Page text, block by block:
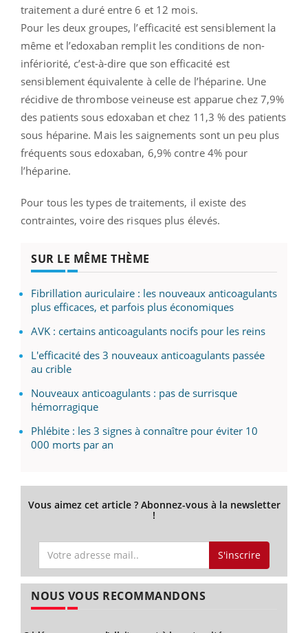
traitement a duré entre 6 et 12 mois.
Pour les deux groupes, l’efficacité est sensiblement la
même et l’edoxaban remplit les conditions de non-
infériorité, c’est-à-dire que son efficacité est
sensiblement équivalente à celle de l’héparine. Une
récidive de thrombose veineuse est apparue chez 7,9%
des patients sous edoxaban et chez 11,3 % des patients
sous héparine. Mais les saignements sont un peu plus
fréquents sous edoxaban, 6,9% contre 4% pour
l’héparine.
Pour tous les types de traitements, il existe des
contraintes, voire des risques plus élevés.
SUR LE MÊME THÈME
Fibrillation auriculaire : les nouveaux anticoagulants
plus efficaces, et parfois plus économiques
AVK : certains anticoagulants nocifs pour les reins
L'efficacité des 3 nouveaux anticoagulants passée
au crible
Nouveaux anticoagulants : pas de surrisque
hémorragique
Phlébite : les 3 signes à connaître pour éviter 10
000 morts par an
Vous aimez cet article ? Abonnez-vous à la newsletter
!
S'inscrire
NOUS VOUS RECOMMANDONS